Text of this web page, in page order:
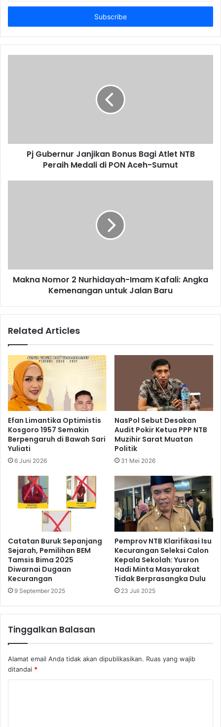
Email
Pj Gubernur Janjikan Bonus Bagi Atlet NTB
Peraih Medali di PON Aceh-Sumut
Makna Nomor 2 Nurhidayah-Imam Kafali: Angka
Kemenangan untuk Jalan Baru
Related Articles
Efan Limantika Optimistis
Kosgoro 1957 Semakin
Berpengaruh di Bawah Sari
Yuliati
6 Juni 2026
NasPol Sebut Desakan
Audit Pokir Ketua PPP NTB
Muzihir Sarat Muatan
Politik
31 Mei 2026
Catatan Buruk Sepanjang
Sejarah, Pemilihan BEM
Tamsis Bima 2025
Diwarnai Dugaan
Kecurangan
9 September 2025
Pemprov NTB Klarifikasi Isu
Kecurangan Seleksi Calon
Kepala Sekolah: Yusron
Hadi Minta Masyarakat
Tidak Berprasangka Dulu
23 Juli 2025
Tinggalkan Balasan
Alamat email Anda tidak akan dipublikasikan. Ruas yang wajib
ditandai *